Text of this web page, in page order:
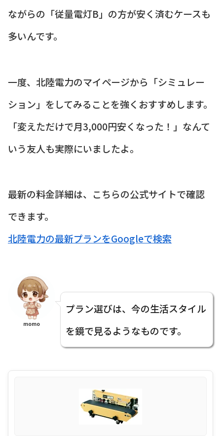
ながらの「従量電灯B」の方が安く済むケースも
多いんです。
一度、北陸電力のマイページから「シミュレー
ション」をしてみることを強くおすすめします。
「変えただけで月3,000円安くなった！」なんて
いう友人も実際にいましたよ。
最新の料金詳細は、こちらの公式サイトで確認
できます。
北陸電力の最新プランをGoogleで検索
momo
プラン選びは、今の生活スタイル
を鏡で見るようなものです。